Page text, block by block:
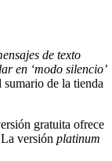
de texto
en ‘modo silencio’
sumario de la tienda
gratuita ofrece
versión platinum